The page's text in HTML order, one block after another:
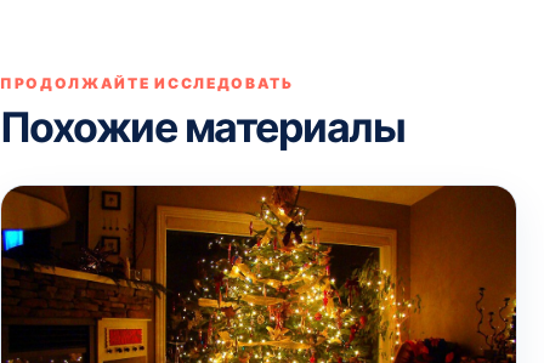
ПРОДОЛЖАЙТЕ ИССЛЕДОВАТЬ
Похожие материалы